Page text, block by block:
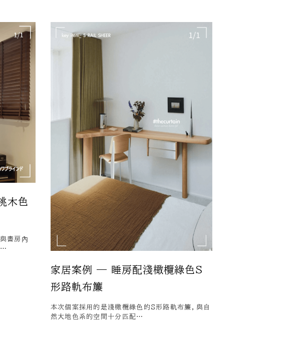
木色
書房內
…
家居案例 — 睡房配淺橄欖綠色S
形路軌布簾
本次個案採用的是淺橄欖綠色的S形路軌布簾，與自
然大地色系的空間十分匹配…